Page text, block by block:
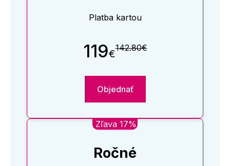
Platba kartou
119€142.80€
Objednať
Zľava 17%
Ročné